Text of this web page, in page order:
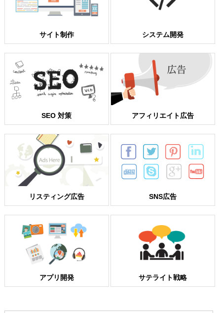
サイト制作 システム開発
SEO 対策 アフィリエイト広告
リスティング広告 SNS広告
アプリ開発 サテライト戦略